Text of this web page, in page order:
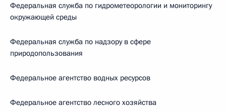
Федеральная служба по гидрометеорологии и мониторингу
окружающей среды
Федеральная служба по надзору в сфере
природопользования
Федеральное агентство водных ресурсов
Федеральное агентство лесного хозяйства